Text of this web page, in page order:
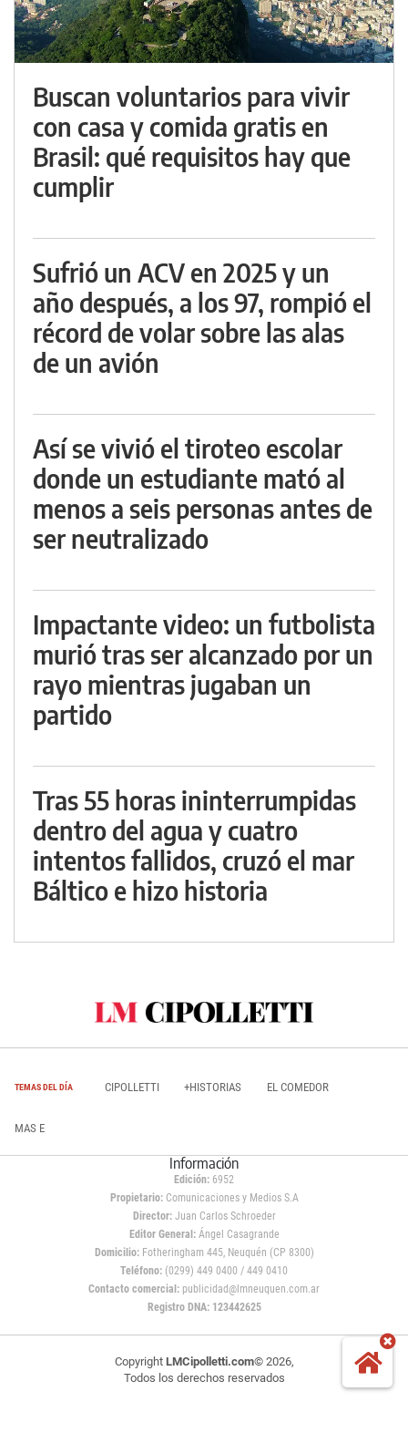
Buscan voluntarios para vivir
con casa y comida gratis en
Brasil: qué requisitos hay que
cumplir
Sufrió un ACV en 2025 y un
año después, a los 97, rompió el
récord de volar sobre las alas
de un avión
Así se vivió el tiroteo escolar
donde un estudiante mató al
menos a seis personas antes de
ser neutralizado
Impactante video: un futbolista
murió tras ser alcanzado por un
rayo mientras jugaban un
partido
Tras 55 horas ininterrumpidas
dentro del agua y cuatro
intentos fallidos, cruzó el mar
Báltico e hizo historia
TEMAS DEL DÍA CIPOLLETTI +HISTORIAS EL COMEDOR
MAS E
Información
Edición: 6952
Propietario:Comunicaciones y Medios S.A
Director: Juan Carlos Schroeder
Editor General:Ángel Casagrande
Domicilio:Fotheringham 445, Neuquén (CP 8300)
Teléfono: (0299) 449 0400 / 449 0410
Contacto comercial: publicidad@lmneuquen.com.ar
Registro DNA: 123442625
Copyright LMCipolletti.com© 2026,
Todos los derechos reservados